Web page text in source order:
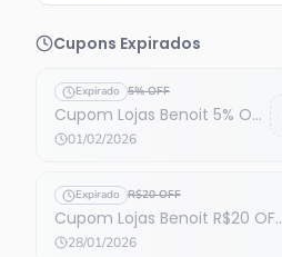
Cupons Expirados
Expirado 5% OFF
Cupom Lojas Benoit 5% OFF
expirado
01/02/2026
Expirado R$20 OFF
Cupom Lojas Benoit R$20 OFF
expirado
28/01/2026